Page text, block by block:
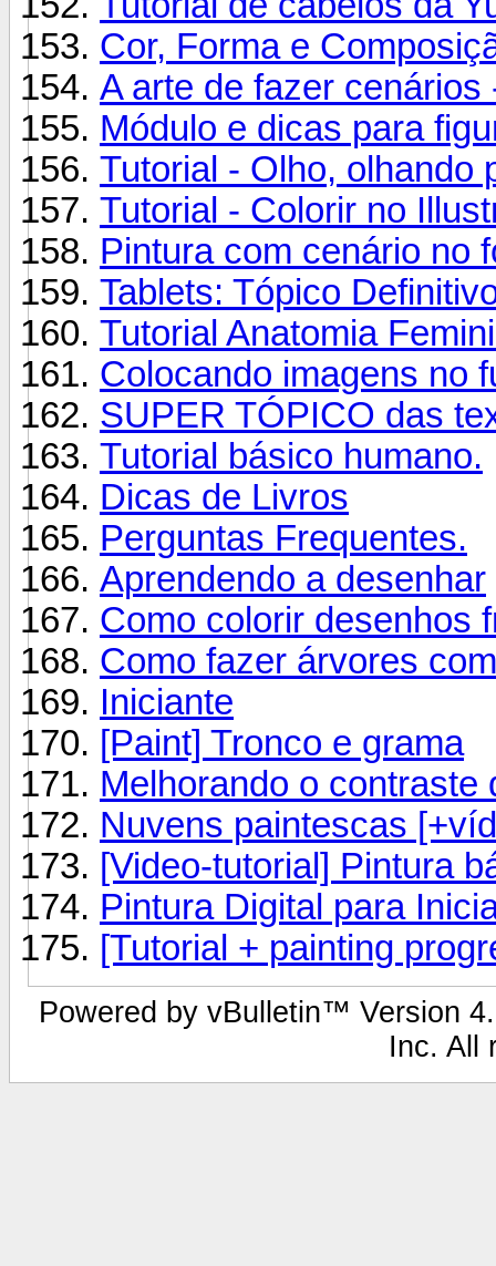
Cor, Forma e
A arte de fazer cenários
Módulo e dicas para
Tutorial - Olho, olhando
Tutorial - Colorir no
Pintura com cenário no
Tablets: Tópico
Tutorial Anatomia
Colocando imagens no
SUPER TÓPICO das
Tutorial básico humano.
Dicas de Livros
Perguntas Frequentes.
Aprendendo a desenhar
Como colorir desenhos
Como fazer árvores
Iniciante
[Paint] Tronco e grama
Melhorando o contraste
Nuvens paintescas
[Video-tutorial] Pintura
Pintura Digital para
[Tutorial + painting
Powered by vBulletin™ Version
Inc. All